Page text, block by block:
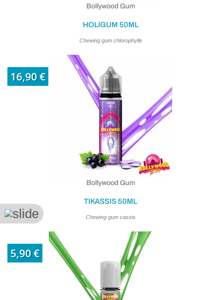
Bollywood Gum
HOLIGUM 50ML
Chewing gum chlorophylle
16,90 €
Bollywood Gum
TIKASSIS 50ML
Chewing gum cassis
5,90 €